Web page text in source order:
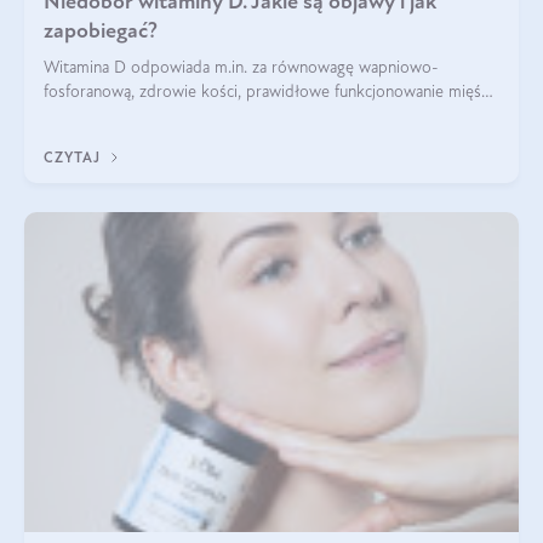
zapobiegać?
Witamina D odpowiada m.in. za równowagę wapniowo-
fosforanową, zdrowie kości, prawidłowe funkcjonowanie mięśni
problemem.
CZYTAJ